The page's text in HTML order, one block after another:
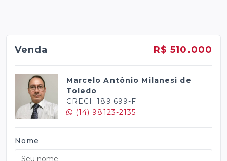
Venda R$ 510.000
Marcelo Antônio Milanesi de
Toledo
CRECI: 189.699-F
(14) 98123-2135
Nome